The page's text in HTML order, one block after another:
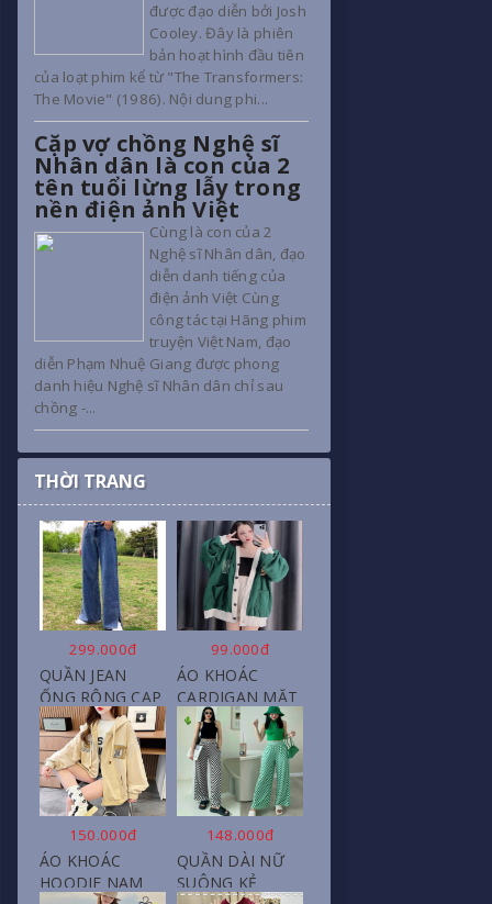
được đạo diễn bởi Josh
Cooley. Đây là phiên
bản hoạt hình đầu tiên
của loạt phim kể từ "The Transformers:
The Movie" (1986). Nội dung phi...
Cặp vợ chồng Nghệ sĩ
Nhân dân là con của 2
tên tuổi lừng lẫy trong
nền điện ảnh Việt
Cùng là con của 2
Nghệ sĩ Nhân dân, đạo
diễn danh tiếng của
điện ảnh Việt Cùng
công tác tại Hãng phim
truyện Việt Nam, đạo
diễn Phạm Nhuệ Giang được phong
danh hiệu Nghệ sĩ Nhân dân chỉ sau
chồng -...
THỜI TRANG
299.000đ
QUẦN JEAN
ỐNG RỘNG CẠP
CAO, DÀI XẺ
GẤU PHONG
CÁCH J6
99.000đ
ÁO KHOÁC
CARDIGAN MẶT
CƯỜI NỮ CHẤT
NỈ COTTON
150.000đ
ÁO KHOÁC
HOODIE NAM
148.000đ
QUẦN DÀI NỮ
SUÔNG KẺ